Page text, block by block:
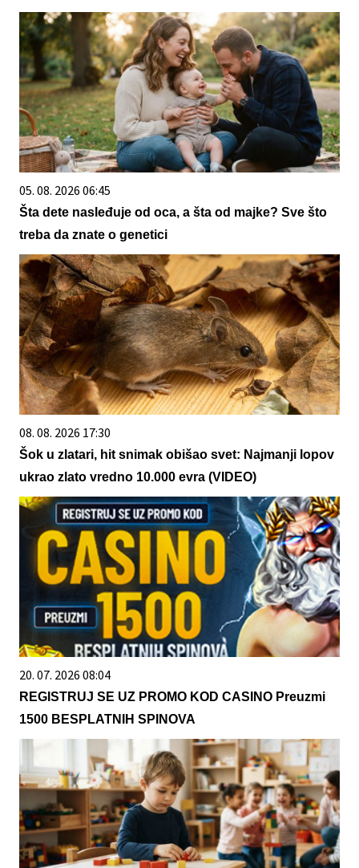
05. 08. 2026 06:45
Šta dete nasleđuje od oca, a šta od majke? Sve što
treba da znate o genetici
08. 08. 2026 17:30
Šok u zlatari, hit snimak obišao svet: Najmanji lopov
ukrao zlato vredno 10.000 evra (VIDEO)
20. 07. 2026 08:04
REGISTRUJ SE UZ PROMO KOD CASINO Preuzmi
1500 BESPLATNIH SPINOVA